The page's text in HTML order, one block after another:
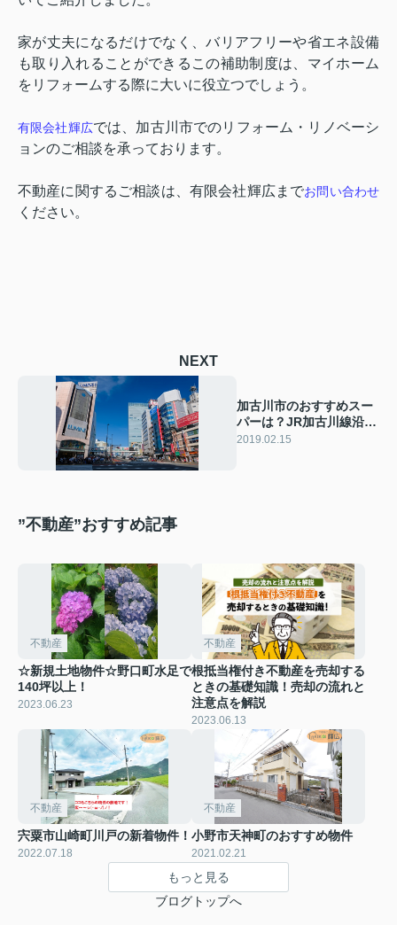
家が丈夫になるだけでなく、バリアフリーや省エネ設備
も取り入れることができるこの補助制度は、マイホーム
をリフォームする際に大いに役立つでしょう。
有限会社輝広では、加古川市でのリフォーム・リノベーシ
ョンのご相談を承っております。
不動産に関するご相談は、有限会社輝広までお問い合わせ
ください。
NEXT
加古川市のおすすめスー
パーは？JR加古川線沿い
のスーパー2選！
2019.02.15
”不動産”おすすめ記事
不動産
☆新規土地物件☆野口町水足で
140坪以上！
2023.06.23
不動産
根抵当権付き不動産を売却する
ときの基礎知識！売却の流れと
注意点を解説
2023.06.13
不動産
宍粟市山崎町川戸の新着物件！
2022.07.18
不動産
小野市天神町のおすすめ物件
2021.02.21
もっと見る
ブログトップへ